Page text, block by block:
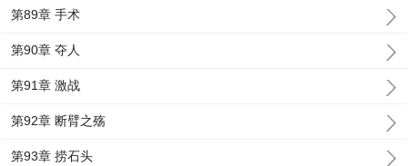
第89章 手术
第90章 夺人
第91章 激战
第92章 断臂之殇
第93章 捞石头